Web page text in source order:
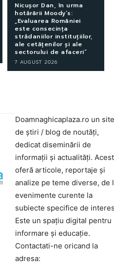
Nicușor Dan, în urma
hotărârii Moody’s:
„Evaluarea României
este consecința
strădaniilor instituțiilor,
ale cetățenilor și ale
sectorului de afaceri”
7 AUGUST 2026
Doamnaghicaplaza.ro un site
de știri / blog de noutăți,
dedicat diseminării de
informații și actualități.
oferă articole, reportaje și
analize pe teme diverse, de
evenimente curente la
subiecte specifice de
Este un spațiu digital pentru
informare și educație.
Contactati-ne oricand la
adresa: